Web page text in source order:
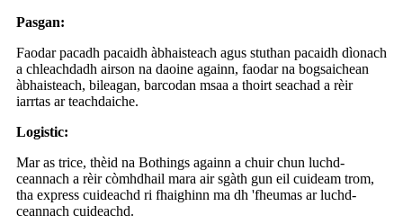
Pasgan:
Faodar pacadh pacaidh àbhaisteach agus stuthan pacaidh dìonach
a chleachdadh airson na daoine againn, faodar na bogsaichean
àbhaisteach, bileagan, barcodan msaa a thoirt seachad a rèir
iarrtas ar teachdaiche.
Logistic:
Mar as trice, thèid na Bothings againn a chuir chun luchd-
ceannach a rèir còmhdhail mara air sgàth gun eil cuideam trom,
tha express cuideachd ri fhaighinn ma dh 'fheumas ar luchd-
ceannach cuideachd.